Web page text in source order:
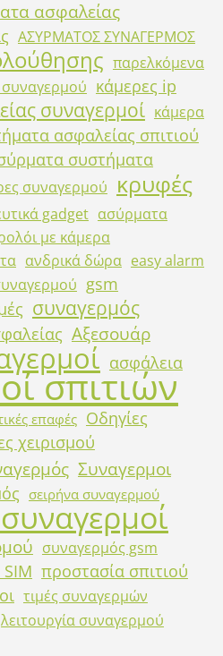
ασφαλείας
ΑΣΥΡΜΑΤΟΣ ΣΥΝΑΓΕΡΜΟΣ
παρελκόμενα
κάμερες ip
συναγερμοί κάμερα
ασφαλείας σπιτιού
συστήματα
συναγερμού κρυφές
gadget ασύρματα
με κάμερα
ανδρικά δώρα easy alarm
gsm
συναγερμός
Αξεσουάρ
ασφάλεια
σπιτιών
επαφές Οδηγίες
χειρισμού
Συναγερμοι
σειρήνα συναγερμού
συναγερμός gsm
προστασία σπιτιού
τιμές συναγερμών
λειτουργία συναγερμού